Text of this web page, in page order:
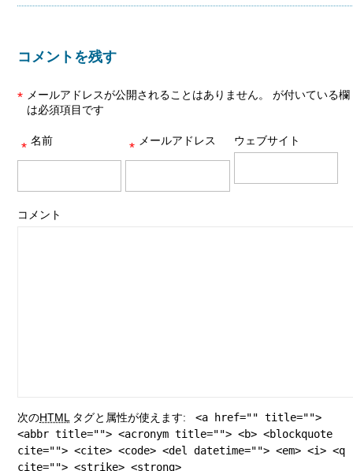
コメントを残す
メールアドレスが公開されることはありません。
*
が付いている欄
は必須項目です
名前
* メールアドレス
* ウェブサイト
コメント
次のHTML タグと属性が使えます:
<a href="" title="">
<abbr title=""> <acronym title=""> <b> <blockquote
cite=""> <cite> <code> <del datetime=""> <em> <i> <q
cite=""> <strike> <strong>